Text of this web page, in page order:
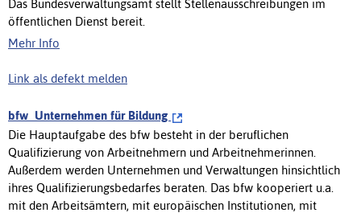
Das Bundesverwaltungsamt stellt Stellenausschreibungen im
öffentlichen Dienst bereit.
Mehr Info
Link als defekt melden
bfw  Unternehmen für Bildung
Die Hauptaufgabe des bfw besteht in der beruflichen
Qualifizierung von Arbeitnehmern und Arbeitnehmerinnen.
Außerdem werden Unternehmen und Verwaltungen hinsichtlich
ihres Qualifizierungsbedarfes beraten. Das bfw kooperiert u.a.
mit den Arbeitsämtern, mit europäischen Institutionen, mit